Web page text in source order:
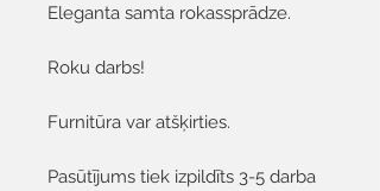
Eleganta samta rokassprādze.
Roku darbs!
Furnitūra var atšķirties.
Pasūtījums tiek izpildīts 3-5 darba